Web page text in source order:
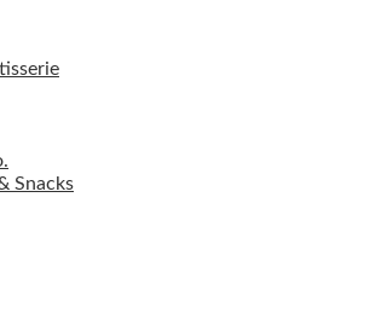
Snacks